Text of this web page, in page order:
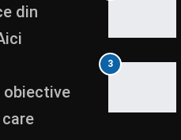
din
obiective
3